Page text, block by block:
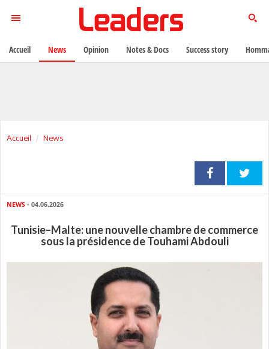
Accueil News
NEWS - 04.06.2026
Tunisie–Malte: une nouvelle chambre de commerce
sous la présidence de Touhami Abdouli
Accueil News Opinion Notes & Docs Success story